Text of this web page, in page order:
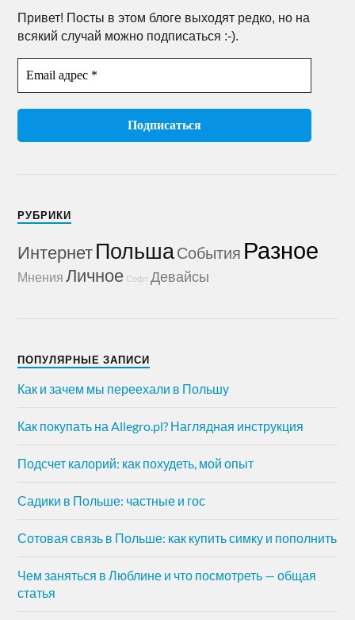
Привет! Посты в этом блоге выходят редко, но на
всякий случай можно подписаться :-).
РУБРИКИ
ИнтернетПольшаСобытия Разное
Мнения Личное Софт Девайсы
ПОПУЛЯРНЫЕ ЗАПИСИ
Как и зачем мы переехали в Польшу
Как покупать на Allegro.pl? Наглядная инструкция
Подсчет калорий: как похудеть, мой опыт
Садики в Польше: частные и гос
Сотовая связь в Польше: как купить симку и пополнить
Чем заняться в Люблине и что посмотреть — общая
статья